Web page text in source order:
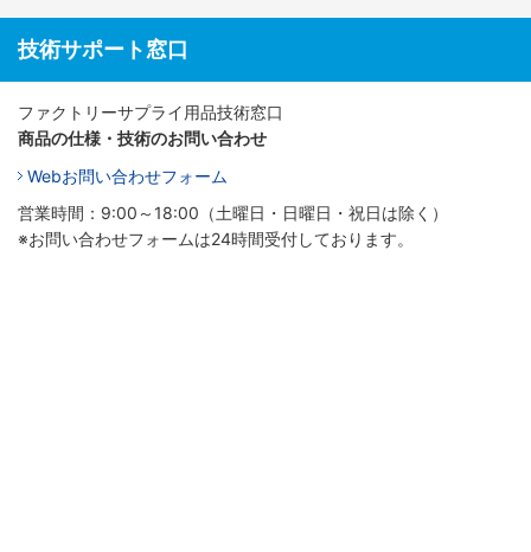
技術サポート窓口
ファクトリーサプライ用品技術窓口
商品の仕様・技術のお問い合わせ
Webお問い合わせフォーム
営業時間：9:00～18:00（土曜日・日曜日・祝日は除く）
※お問い合わせフォームは24時間受付しております。